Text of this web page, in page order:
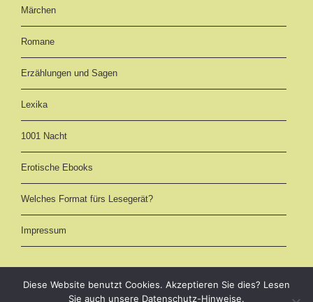
Märchen
Romane
Erzählungen und Sagen
Lexika
1001 Nacht
Erotische Ebooks
Welches Format fürs Lesegerät?
Impressum
Diese Website benutzt Cookies. Akzeptieren Sie dies? Lesen
Sie auch unsere Datenschutz-Hinweise.